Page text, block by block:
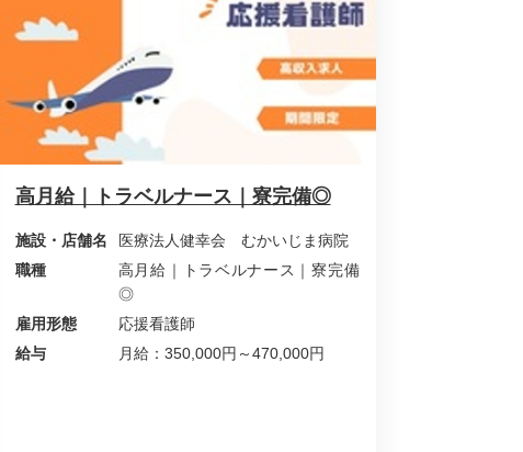
高月給｜トラベルナース｜寮完備◎
施設・店舗名
医療法人健幸会 むかいじま病院
職種
高月給｜トラベルナース｜寮完備
◎
雇用形態
応援看護師
給与
月給：350,000円～470,000円